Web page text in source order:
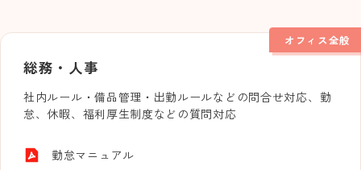
オフィス全般
総務・人事
社内ルール・備品管理・出勤ルールなどの問合せ対応、勤
怠、休暇、福利厚生制度などの質問対応
勤怠マニュアル